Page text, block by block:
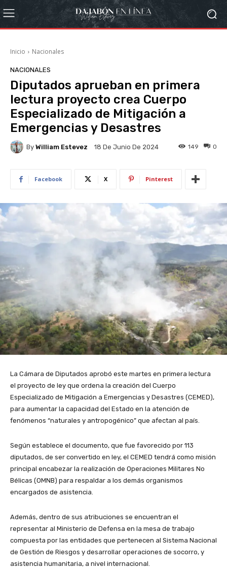
Inicio Nacionales
NACIONALES
Diputados aprueban en primera
lectura proyecto crea Cuerpo
Especializado de Mitigación a
Emergencias y Desastres
By William Estevez 18 De Junio De 2024 0
149
Facebook X Pinterest
La Cámara de Diputados aprobó este martes en primera lectura
el proyecto de ley que ordena la creación del Cuerpo
Especializado de Mitigación a Emergencias y Desastres (CEMED),
para aumentar la capacidad del Estado en la atención de
fenómenos “naturales y antropogénico” que afectan al país.
Según establece el documento, que fue favorecido por 113
diputados, de ser convertido en ley, el CEMED tendrá como misión
principal encabezar la realización de Operaciones Militares No
Bélicas (OMNB) para respaldar a los demás organismos
encargados de asistencia.
Además, dentro de sus atribuciones se encuentran el
representar al Ministerio de Defensa en la mesa de trabajo
compuesta por las entidades que pertenecen al Sistema Nacional
de Gestión de Riesgos y desarrollar operaciones de socorro, y
asistencia humanitaria, a nivel internacional.